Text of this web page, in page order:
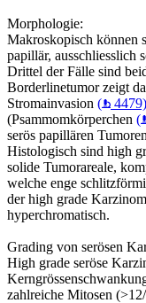
Morphologie:
Makroskopisch können
papillär, ausschliesslich
Drittel der Fälle sind
Borderlinetumor zeigt
Stromainvasion ( 4479)
(Psammomkörperchen (
serös papillären
Histologisch sind high
solide Tumorareale,
welche enge
der high grade
hyperchromatisch.
Grading von serösen
High grade seröse
zahlreiche Mitosen